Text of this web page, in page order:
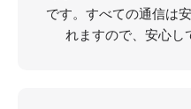
です。すべての通信は
れますので、安心し